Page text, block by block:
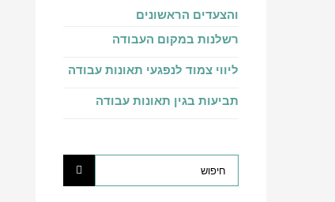
והצעדים הראשונים
רשלנות במקום העבודה
ליווי צמוד לנפגעי תאונות עבודה
תביעות בגין תאונות עבודה